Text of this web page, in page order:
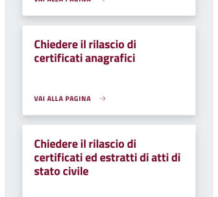
Chiedere il rilascio di
certificati anagrafici
VAI ALLA PAGINA
Chiedere il rilascio di
certificati ed estratti di atti di
stato civile